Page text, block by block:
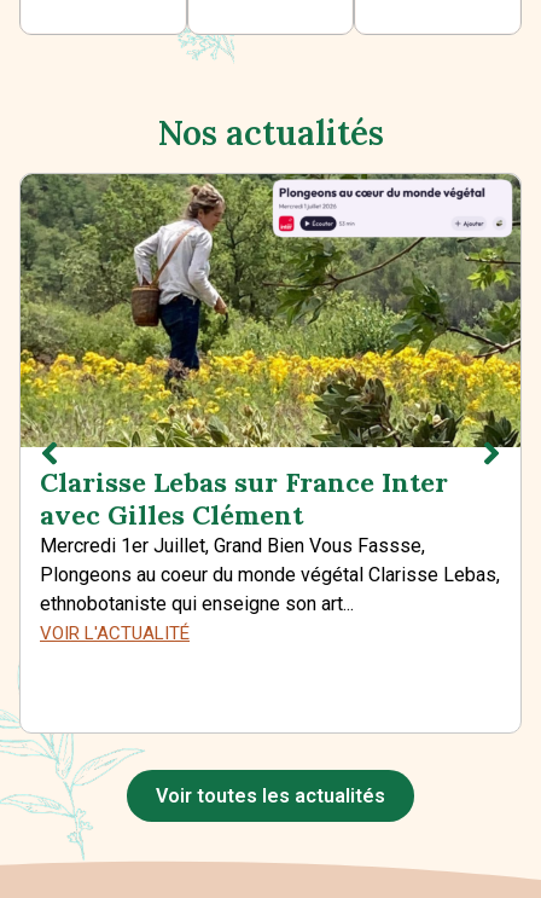
Nos actualités
Clarisse Lebas sur France Inter
avec Gilles Clément
Mercredi 1er Juillet, Grand Bien Vous Fassse,
Plongeons au coeur du monde végétal Clarisse Lebas,
ethnobotaniste qui enseigne son art...
VOIR L'ACTUALITÉ
Voir toutes les actualités